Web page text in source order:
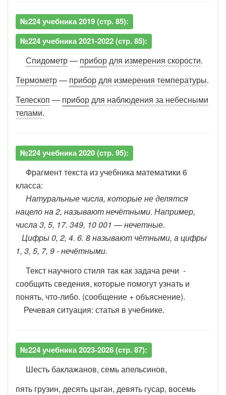
№224 учебника 2019 (стр. 85):
№224 учебника 2021-2022 (стр. 85):
Спидометр— прибордля измерения скорости.
Термометр— прибордля измерения температуры.
Телескоп — прибордля наблюдения за небесными
телами.
№224 учебника 2020 (стр. 95):
Фрагмент текста из учебника математики 6
класса:
Натуральные числа, которые не делятся
нацело на 2, называют нечётными. Например,
числа 3, 5, 17. 349, 10 001 — нечетные.
Цифры 0, 2, 4. 6. 8 называют чётными, а цифры
1, 3, 5, 7, 9 - нечётными.
Текст научного стиля так как задача речи -
сообщить сведения, которые помогут узнать и
понять, что-либо. (сообщение + объяснение).
Речевая ситуация: статья в учебнике.
№224 учебника 2023-2026 (стр. 87):
Шесть баклажанов, семь апельсинов,
пять грузин, десять цыган, девять гусар, восемь